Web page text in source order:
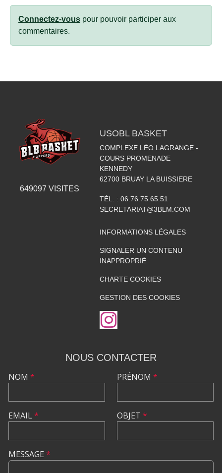
Connectez-vous pour pouvoir participer aux
commentaires.
649097 VISITES
USOBL BASKET
COMPLEXE LÉO LAGRANGE -
COURS PROMENADE
KENNEDY
62700 BRUAY LA BUISSIERE
TÉL. : 06.76.75.65.51
SECRETARIAT@3BLM.COM
INFORMATIONS LÉGALES
SIGNALER UN CONTENU
INAPPROPRIÉ
CHARTE COOKIES
GESTION DES COOKIES
NOUS CONTACTER
NOM *
EMAIL*
PRÉNOM *
OBJET *
MESSAGE *